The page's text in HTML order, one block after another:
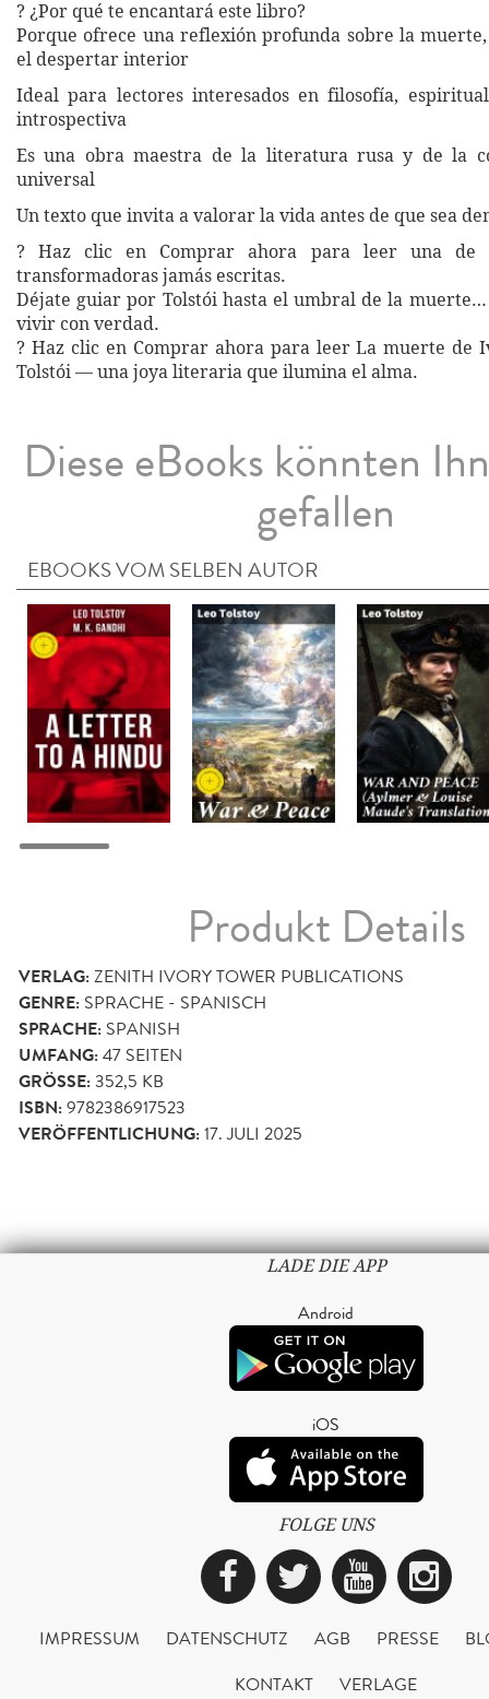
? ¿Por qué te encantará este libro?
Porque ofrece una reflexión profunda sobre la
el despertar interior
Ideal para lectores interesados en filosofía,
introspectiva
Es una obra maestra de la literatura rusa y de la
universal
Un texto que invita a valorar la vida antes de que sea
? Haz clic en Comprar ahora para leer una de
transformadoras jamás escritas.
Déjate guiar por Tolstói hasta el umbral de la muerte…
vivir con verdad.
? Haz clic en Comprar ahora para leer La muerte de
Tolstói — una joya literaria que ilumina el alma.
Diese eBooks könnten
gefallen
EBOOKS VOM SELBEN AUTOR
Produkt Details
VERLAG:ZENITH IVORY TOWER PUBLICATIONS
GENRE: SPRACHE - SPANISCH
SPRACHE: SPANISH
UMFANG:47 SEITEN
GRÖSSE: 352,5 KB
ISBN:9782386917523
VERÖFFENTLICHUNG:17. JULI 2025
LADE DIE APP
Android
iOS
FOLGE UNS
Facebook
Twitter
IMPRESSUM DATENSCHUTZ AGB PRESSE
KONTAKT
VERLAGE